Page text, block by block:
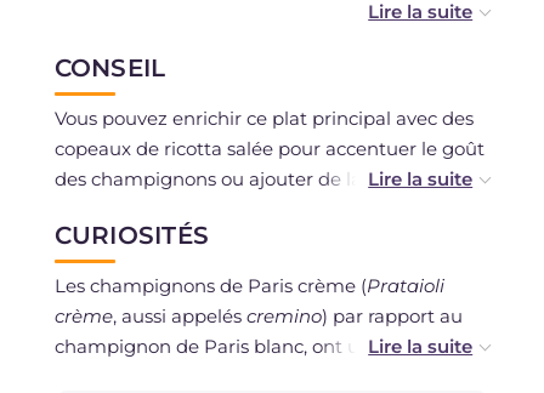
La seule sauce peut être conservée au
réfrigérateur pendant 1 jour dans un récipient
hermétique.
CONSEIL
Vous pouvez enrichir ce plat principal avec des
copeaux de ricotta salée pour accentuer le goût
des champignons ou ajouter de la crème
crémeux au plat !
CURIOSITÉS
Les champignons de Paris crème (Prataioli
crème, aussi appelés cremino) par rapport au
champignon de Paris blanc, ont un goût